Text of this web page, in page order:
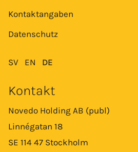
Kontaktangaben
Datenschutz
SV EN DE
Kontakt
Novedo Holding AB (publ)
Linnégatan 18
SE 114 47 Stockholm